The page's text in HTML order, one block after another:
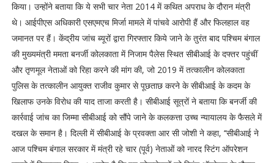
किया। उन्होंने बताया कि ये सभी चार नेता 2014 में कथित अपराध के दौरान मंत्री
थे। आईपीएस अधिकारी एसएमएच मिर्जा मामले में पांचवे आरोपी हैं और फिलहाल वह
जमानत पर हैं। केंद्रीय जांच ब्यूरों द्वारा गिरफ्तार किये जाने के तुरंत बाद पश्चिम बंगाल
की मुख्यमंत्री ममता बनर्जी कोलकाता में निजाम पैलेस स्थित सीबीआई के दफ्तर पहुंचीं
और तृणमूल नेताओं को रिहा करने की मांग की, जो 2019 में तत्कालीन कोलकाता
पुलिस के तत्कालीन आयुक्त राजीव कुमार से पूछताछ करने के सीबीआई के कदम के
खिलाफ उनके विरोध की याद ताजा करती है। सीबीआई सूत्रों ने बताया कि बनर्जी की
कार्रवाई जांच का जिम्मा सीबीआई को सौंपे जाने के कलकत्ता उच्च न्यायालय के फैसले में
दखल के समान है। दिल्ली में सीबीआई के प्रवक्ता आर सी जोशी ने कहा, ‘‘सीबीआई ने
आज पश्चिम बंगाल सरकार में मंत्री रहे चार (पूर्व) नेताओं को नारद स्टिंग ऑपरेशन